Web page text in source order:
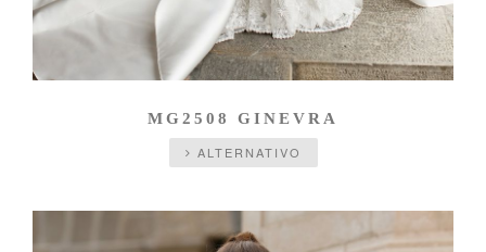
MG2508 GINEVRA
ALTERNATIVO